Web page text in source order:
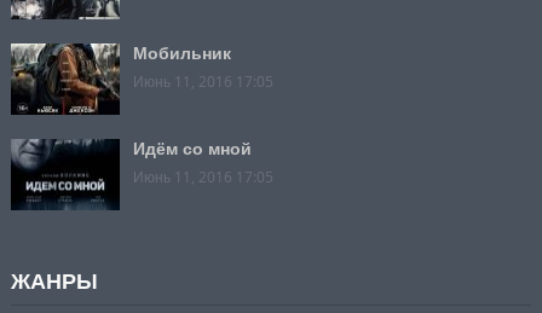
Мобильник
Июнь 11, 2016 17:05
Идём со мной
Июнь 11, 2016 17:05
ЖАНРЫ